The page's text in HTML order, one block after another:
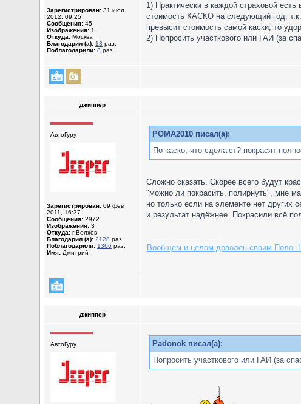
Зарегистрирован: 31 июл
2012, 09:25
Сообщения: 45
Изображения: 1
Откуда: Москва
Благодарил (а): 13 раз.
Поблагодарили: 8 раз.
1) Практически в каждой страховой
стоимость КАСКО на следующий год,
превысит стоимость самой каски, то
2) Попросить участкового или ГАИ (за
джиппер
АвтоГуру
Зарегистрирован: 09 фев
2011, 16:37
Сообщения: 2972
Изображения: 3
Откуда: г.Волхов
Благодарил (а): 2128 раз.
Поблагодарили: 1366 раз.
Имя: Дмитрий
POMA2010 писал(а):
По каско, что сделают? покрасят
Сложно сказать. Скорее всего будут
"можно ли покрасить, полирнуть", мне
но только если на элементе нет других
и результат надёжнее. Покрасили всё
Вообщем и целом доволен своим Поло.
джиппер
АвтоГуру
Padonok писал(а):
Попросить участкового или ГАИ (за